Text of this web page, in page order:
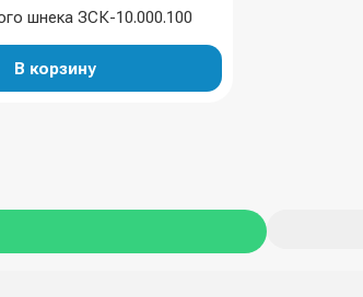
шнека ЗСК-10.000.100
В корзину